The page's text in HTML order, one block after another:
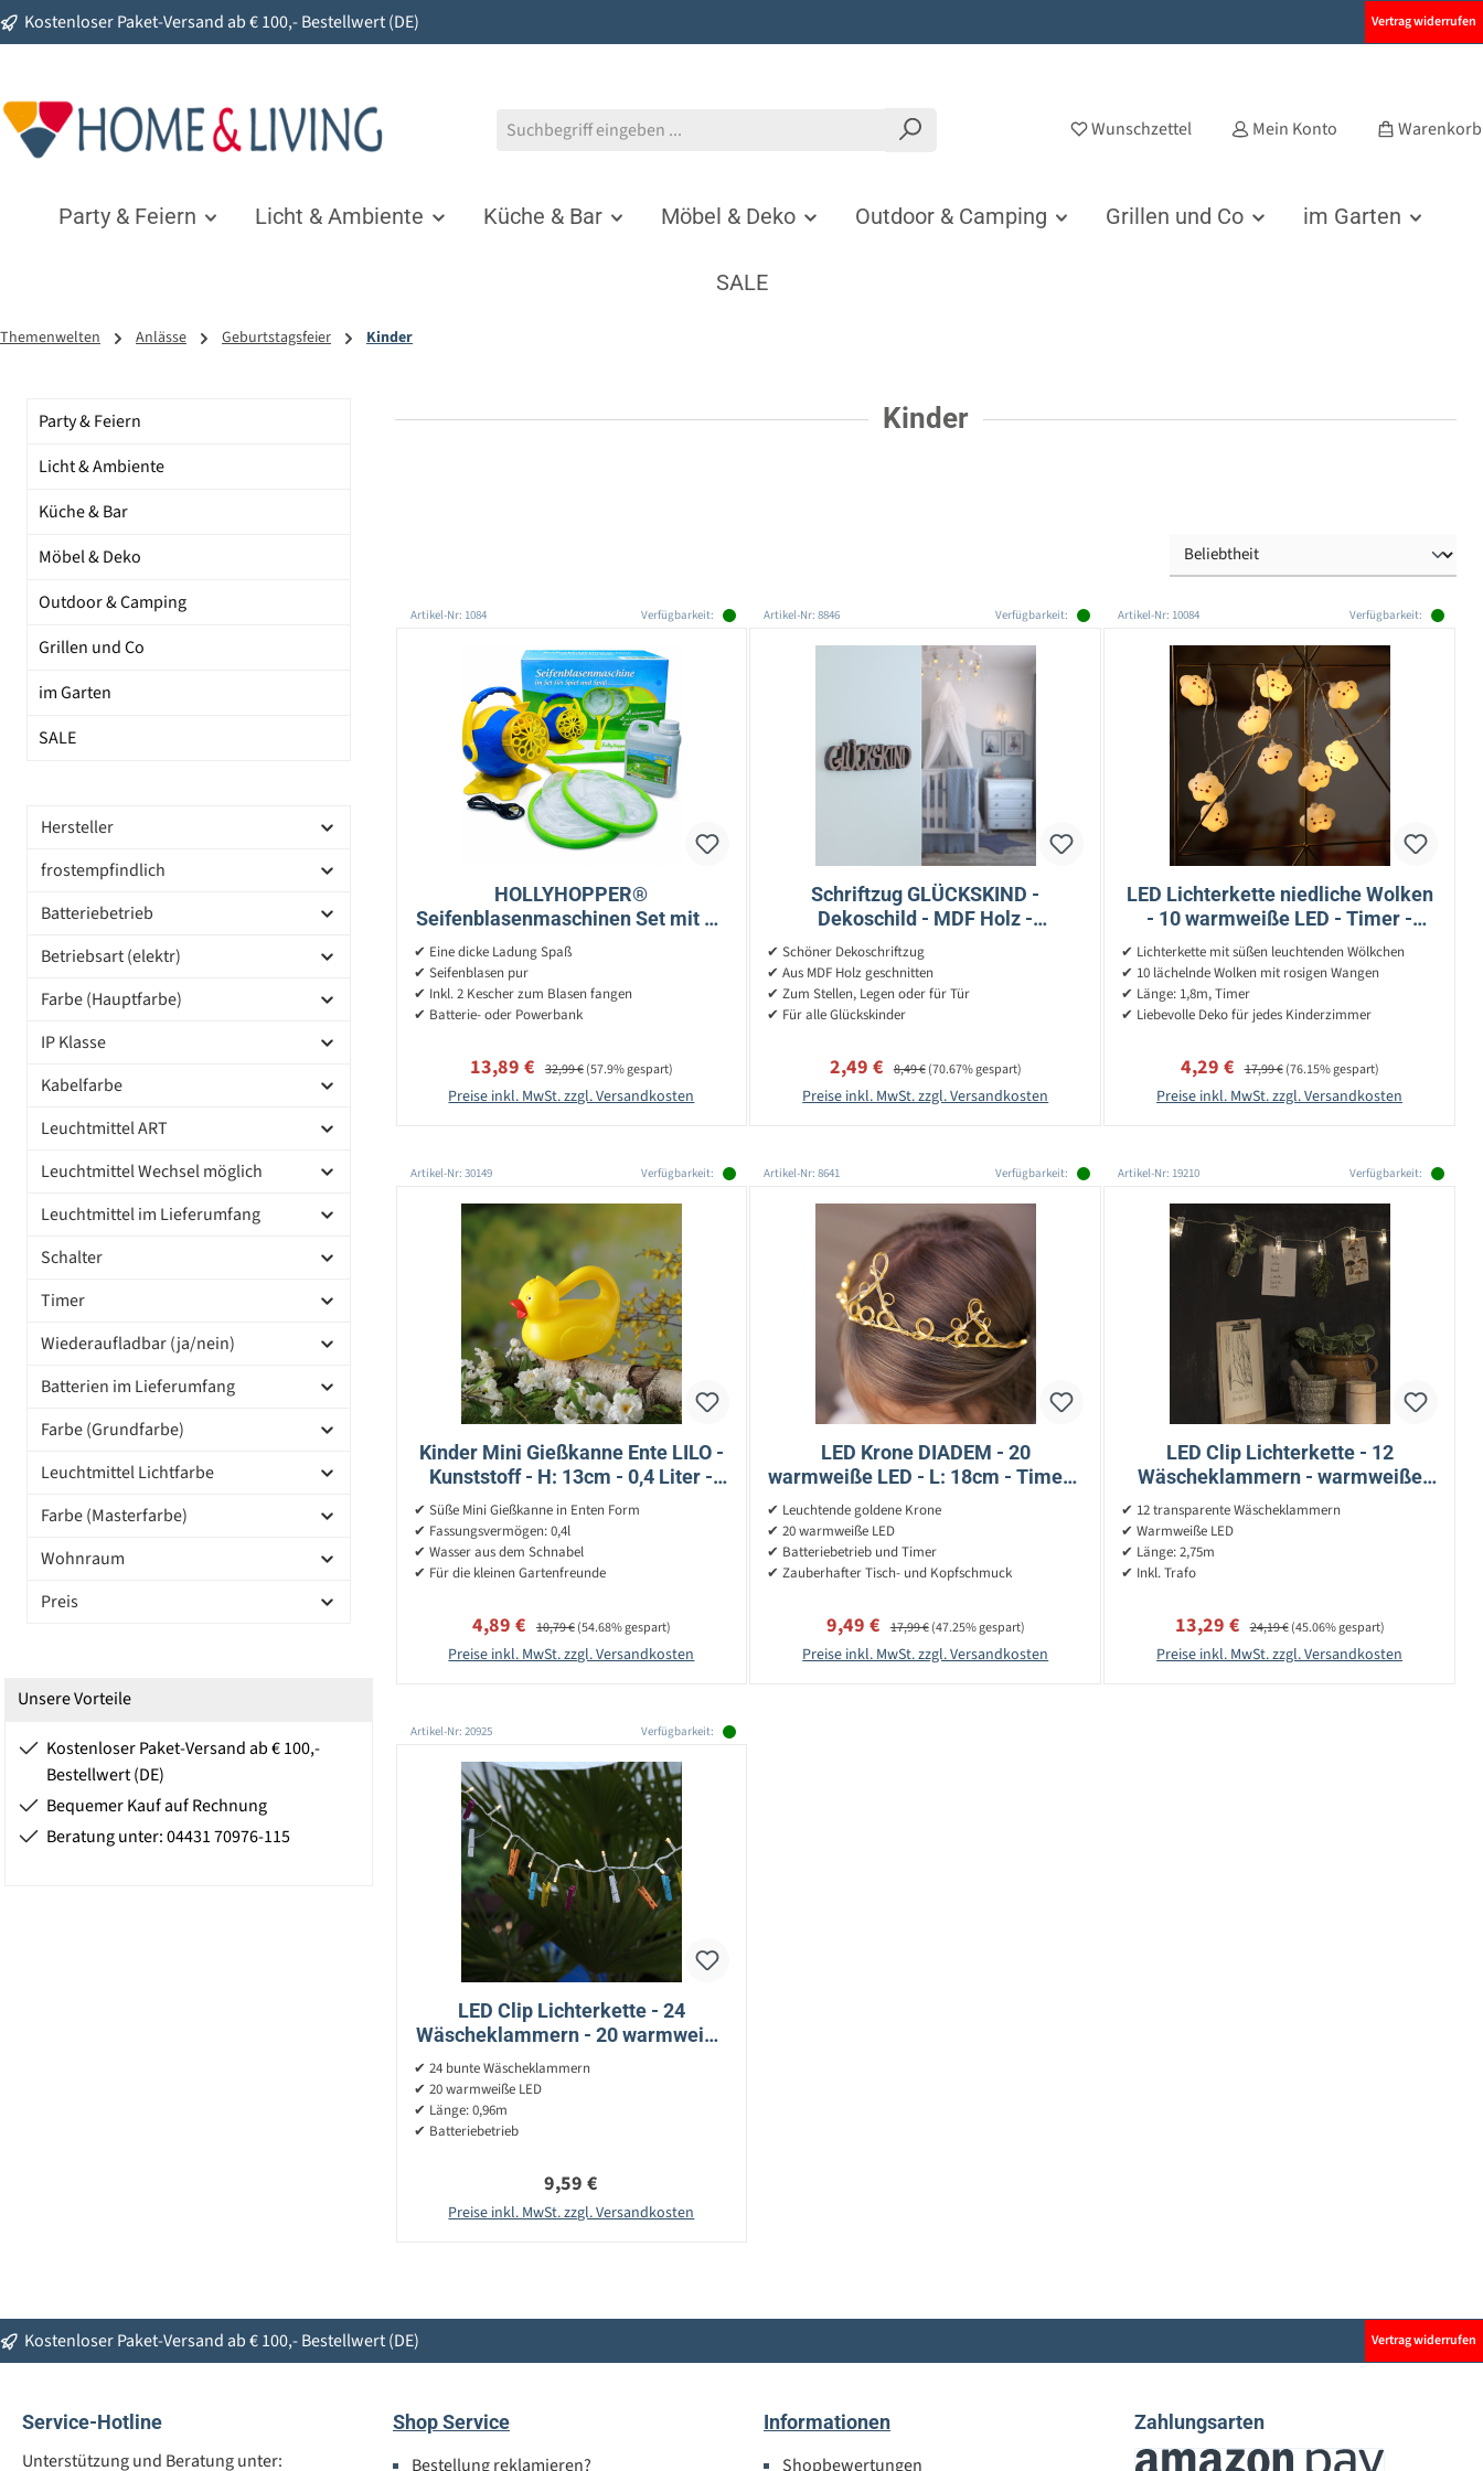
Zur Hauptnavigation springen
Kostenloser Paket-Versand ab € 100,- Bestellwert (DE) Vertrag widerrufen
Wunschzettel Mein Konto Warenkorb
Party & Feiern Licht & Ambiente Küche & Bar Möbel & Deko Outdoor & Camping Grillen und Co im Garten
SALE
Themenwelten Anlässe Geburtstagsfeier Kinder
Party & Feiern
Licht & Ambiente
Küche & Bar
Möbel & Deko
Outdoor & Camping
Grillen und Co
im Garten
SALE
Hersteller
frostempfindlich
Batteriebetrieb
Betriebsart (elektr)
Farbe (Hauptfarbe)
IP Klasse
Kabelfarbe
Leuchtmittel ART
Leuchtmittel Wechsel möglich
Leuchtmittel im Lieferumfang
Schalter
Timer
Wiederaufladbar (ja/nein)
Batterien im Lieferumfang
Farbe (Grundfarbe)
Leuchtmittel Lichtfarbe
Farbe (Masterfarbe)
Wohnraum
Preis
Unsere Vorteile
Kostenloser Paket-Versand ab € 100,-
Bestellwert (DE)
Bequemer Kauf auf Rechnung
Beratung unter: 04431 70976-115
Kinder
Artikel-Nr: 1084 Verfügbarkeit:
HOLLYHOPPER®
Seifenblasenmaschinen Set mit 1L
Qualitäts-Fluid, 2x Fang-Kescher
✔ Eine dicke Ladung Spaß
✔ Seifenblasen pur
✔ Inkl. 2 Kescher zum Blasen fangen
✔ Batterie- oder Powerbank
Verkaufspreis:
13,89 € Regulärer Preis:
32,99 €(57.9% gespart)
Preise inkl. MwSt. zzgl. Versandkosten
Artikel-Nr: 8846 Verfügbarkeit:
Schriftzug GLÜCKSKIND -
Dekoschild - MDF Holz -
17,5x3,5cm - für Kommode, Wand,
Tür - naturbraun
✔ Schöner Dekoschriftzug
✔ Aus MDF Holz geschnitten
✔ Zum Stellen, Legen oder für Tür
✔ Für alle Glückskinder
Verkaufspreis:
2,49 € Regulärer Preis:
8,49 €(70.67% gespart)
Preise inkl. MwSt. zzgl. Versandkosten
Artikel-Nr: 10084 Verfügbarkeit:
LED Lichterkette niedliche Wolken
- 10 warmweiße LED - Timer -
Batteriebetrieb - L: 1,8m - weiß
✔ Lichterkette mit süßen leuchtenden Wölkchen
✔ 10 lächelnde Wolken mit rosigen Wangen
✔ Länge: 1,8m, Timer
✔ Liebevolle Deko für jedes Kinderzimmer
Verkaufspreis:
4,29 € Regulärer Preis:
17,99 € (76.15% gespart)
Preise inkl. MwSt. zzgl. Versandkosten
Artikel-Nr: 30149 Verfügbarkeit:
Kinder Mini Gießkanne Ente LILO -
Kunststoff - H: 13cm - 0,4 Liter -
gelb
✔ Süße Mini Gießkanne in Enten Form
✔ Fassungsvermögen: 0,4l
✔ Wasser aus dem Schnabel
✔ Für die kleinen Gartenfreunde
Verkaufspreis:
4,89 € Regulärer Preis:
10,79 €(54.68% gespart)
Preise inkl. MwSt. zzgl. Versandkosten
Artikel-Nr: 8641 Verfügbarkeit:
LED Krone DIADEM - 20
warmweiße LED - L: 18cm - Timer -
Batteriebetrieb - gold
✔ Leuchtende goldene Krone
✔ 20 warmweiße LED
✔ Batteriebetrieb und Timer
✔ Zauberhafter Tisch- und Kopfschmuck
Verkaufspreis:
9,49 € Regulärer Preis:
17,99 €(47.25% gespart)
Preise inkl. MwSt. zzgl. Versandkosten
Artikel-Nr: 19210 Verfügbarkeit:
LED Clip Lichterkette - 12
Wäscheklammern - warmweiße
LED - L: 2,75m - inkl. Trafo -
transparent
✔ 12 transparente Wäscheklammern
✔ Warmweiße LED
✔ Länge: 2,75m
✔ Inkl. Trafo
Verkaufspreis:
13,29 € Regulärer Preis:
24,19 € (45.06% gespart)
Preise inkl. MwSt. zzgl. Versandkosten
Artikel-Nr: 20925 Verfügbarkeit:
LED Clip Lichterkette - 24
Wäscheklammern - 20 warmweiße
LED - L: 0,96m - Batterie - bunt
✔ 24 bunte Wäscheklammern
✔ 20 warmweiße LED
✔ Länge: 0,96m
✔ Batteriebetrieb
Regulärer Preis:
9,59 €
Preise inkl. MwSt. zzgl. Versandkosten
Kostenloser Paket-Versand ab € 100,- Bestellwert (DE) Vertrag widerrufen
Service-Hotline
Unterstützung und Beratung unter:
Shop Service
Bestellung reklamieren?
Informationen
Shopbewertungen
Zahlungsarten